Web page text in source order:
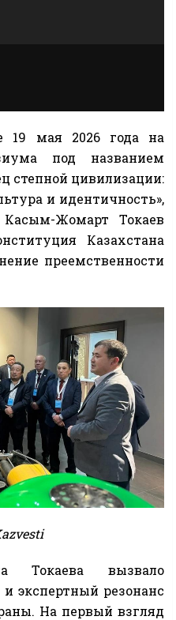
19 мая 2026 года на
под названием
степной цивилизации:
и идентичность»,
Касым-Жомарт Токаев
Казахстана
преемственности
Токаева вызвало
экспертный резонанс
На первый взгляд